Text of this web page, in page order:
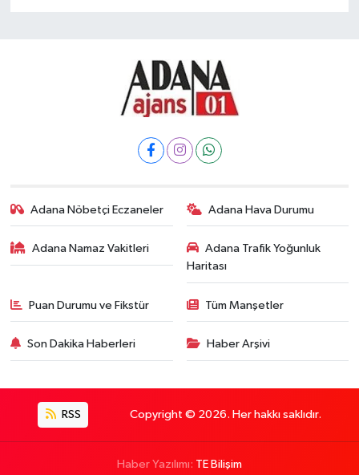
Adana Nöbetçi Eczaneler Adana Hava Durumu
Adana Namaz Vakitleri
Adana Trafik Yoğunluk
Haritası
Puan Durumu ve Fikstür Tüm Manşetler
Son Dakika Haberleri Haber Arşivi
RSS Copyright © 2026. Her hakkı saklıdır.
Haber Yazılımı: TE Bilişim